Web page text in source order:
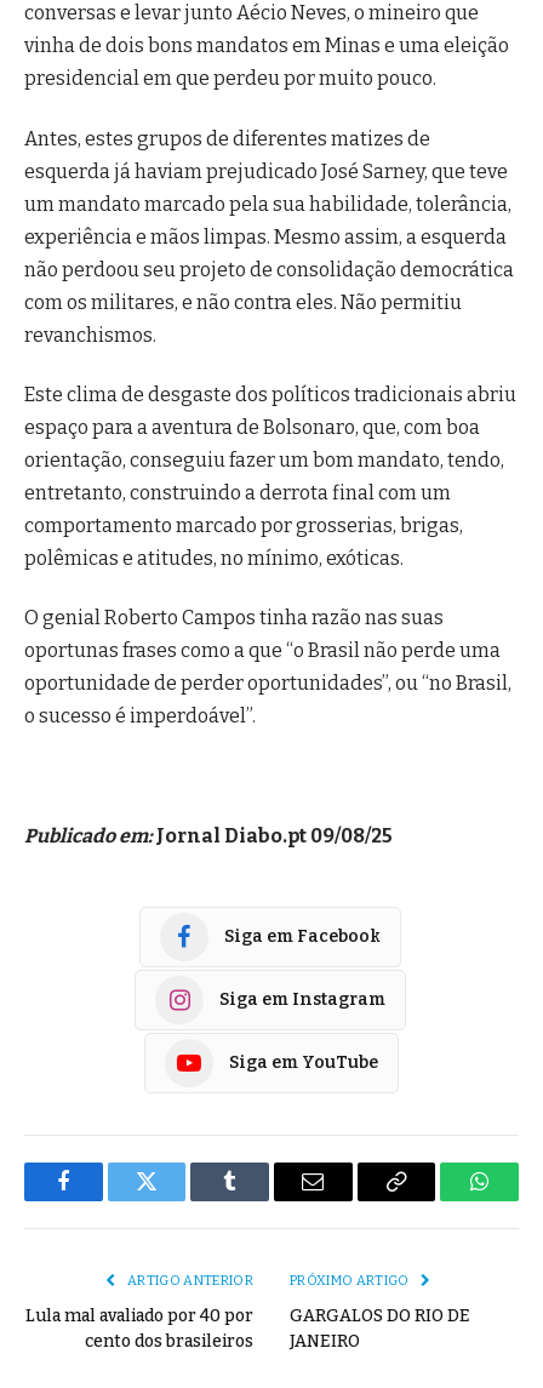
conversas e levar junto Aécio Neves, o mineiro que
vinha de dois bons mandatos em Minas e uma eleição
presidencial em que perdeu por muito pouco.
Antes, estes grupos de diferentes matizes de
esquerda já haviam prejudicado José Sarney, que teve
um mandato marcado pela sua habilidade, tolerância,
experiência e mãos limpas. Mesmo assim, a esquerda
não perdoou seu projeto de consolidação democrática
com os militares, e não contra eles. Não permitiu
revanchismos.
Este clima de desgaste dos políticos tradicionais abriu
espaço para a aventura de Bolsonaro, que, com boa
orientação, conseguiu fazer um bom mandato, tendo,
entretanto, construindo a derrota final com um
comportamento marcado por grosserias, brigas,
polêmicas e atitudes, no mínimo, exóticas.
O genial Roberto Campos tinha razão nas suas
oportunas frases como a que “o Brasil não perde uma
oportunidade de perder oportunidades”, ou “no Brasil,
o sucesso é imperdoável”.
Publicado em:Jornal Diabo.pt 09/08/25
Siga em Facebook
Siga em Instagram
Siga em YouTube
FacebookTwitter Tumblr
E-
Copiar
ARTIGO ANTERIOR
Lula mal avaliado por 40 por
cento dos brasileiros
PRÓXIMO ARTIGO
GARGALOS DO RIO DE
JANEIRO